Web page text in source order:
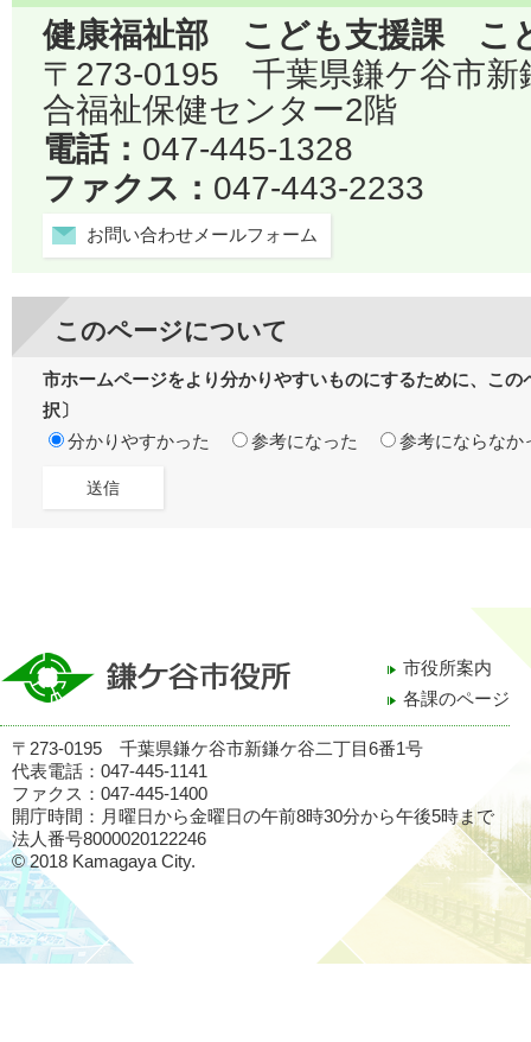
健康福祉部 こども支援課 こ
〒273-0195 千葉県鎌ケ谷市
合福祉保健センター2階
電話： 047-445-1328
ファクス： 047-443-2233
お問い合わせメールフォーム
このページについて
市ホームページをより分かりやすいものにするために、こ
択〕
分かりやすかった
参考になった 参考にならなか
市役所案内
各課のページ
〒273-0195 千葉県鎌ケ谷市新鎌ケ谷二丁目6番1号
代表電話：047-445-1141
ファクス：047-445-1400
開庁時間：月曜日から金曜日の午前8時30分から午後5時まで
法人番号8000020122246
© 2018 Kamagaya City.